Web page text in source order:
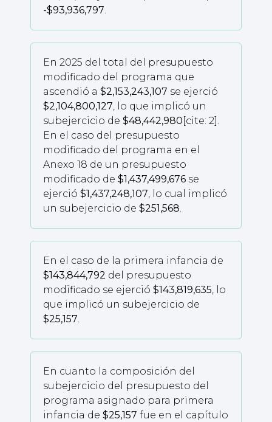
-$93,936,797.
En 2025 del total del presupuesto
modificado del programa que
ascendió a $2,153,243,107 se ejerció
$2,104,800,127, lo que implicó un
subejercicio de $48,442,980 [cite: 2].
En el caso del presupuesto
modificado del programa en el
Anexo 18 de un presupuesto
modificado de $1,437,499,676 se
ejerció $1,437,248,107, lo cual implicó
un subejercicio de $251,568.
En el caso de la primera infancia de
$143,844,792 del presupuesto
modificado se ejerció $143,819,635, lo
que implicó un subejercicio de
$25,157.
En cuanto la composición del
subejercicio del presupuesto del
programa asignado para primera
infancia de $25,157 fue en el capítulo